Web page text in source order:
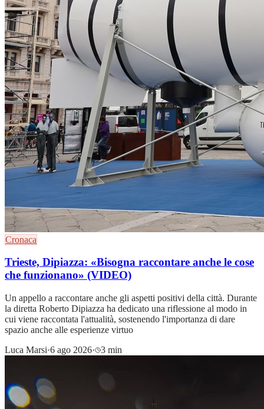
Cronaca
Trieste, Dipiazza: «Bisogna raccontare anche le cose
che funzionano» (VIDEO)
Un appello a raccontare anche gli aspetti positivi della città. Durante
la diretta Roberto Dipiazza ha dedicato una riflessione al modo in
cui viene raccontata l'attualità, sostenendo l'importanza di dare
spazio anche alle esperienze virtuo
Luca Marsi·6 ago 2026· 3 min